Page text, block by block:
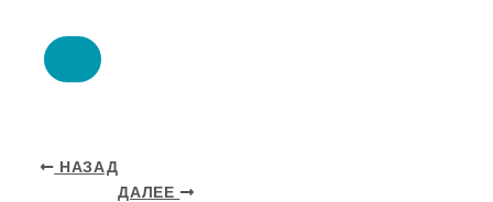
НАЗАД
ДАЛЕЕ